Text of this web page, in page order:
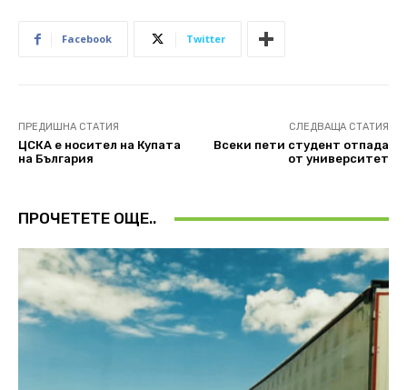
Facebook Twitter
ПРЕДИШНА СТАТИЯ
ЦСКА е носител на Купата
на България
СЛЕДВАЩА СТАТИЯ
Всеки пети студент отпада
от университет
ПРОЧЕТЕТЕ ОЩЕ..